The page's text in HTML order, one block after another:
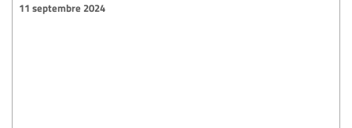
11 septembre 2024